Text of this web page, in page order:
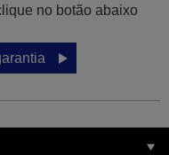
no botão abaixo